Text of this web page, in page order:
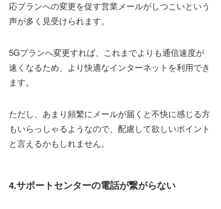
応プランへの変更を促す営業メールがしつこいという
声が多く見受けられます。
5Gプランへ変更すれば、これまでよりも通信速度が
速くなるため、より快適なインターネットを利用でき
ます。
ただし、あまり頻繁にメールが届くと不快に感じる方
もいらっしゃるようなので、配慮して欲しいポイント
と言えるかもしれません。
4.サポートセンターの電話が繋がらない